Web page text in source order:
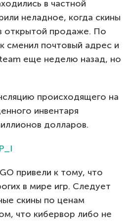
в частной
неладное, когда скины
открытой продаже. По
сменил почтовый адрес и
еще неделю назад, но
происходящего на
инвентаря
долларов.
привели к тому, что
в мире игр. Следует
скины по ценам
что кибервор либо не